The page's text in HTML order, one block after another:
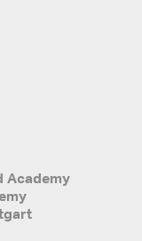
Academy